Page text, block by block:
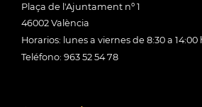
Plaça de l'Ajuntament nº 1
46002 València
Horarios: lunes a viernes de 8:30 a 14:00
Teléfono: 963 52 54 78